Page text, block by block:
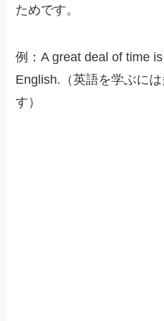
ためです。
例：A great deal of time
English.（英語を学ぶに
す）